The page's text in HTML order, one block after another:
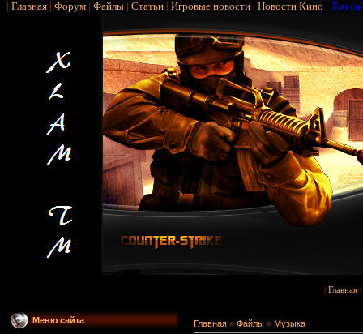
| Главная| Форум| Файлы| Статьи| Игровые новости| Новости Кино | Топ
Главная
Меню сайта Главная » Файлы » Музыка